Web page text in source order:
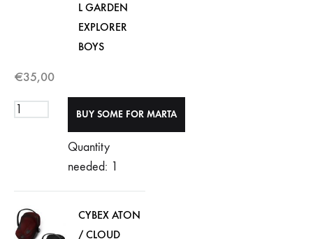
L GARDEN
EXPLORER
BOYS
€35,00
Quantity
needed: 1
CYBEX ATON
/ CLOUD